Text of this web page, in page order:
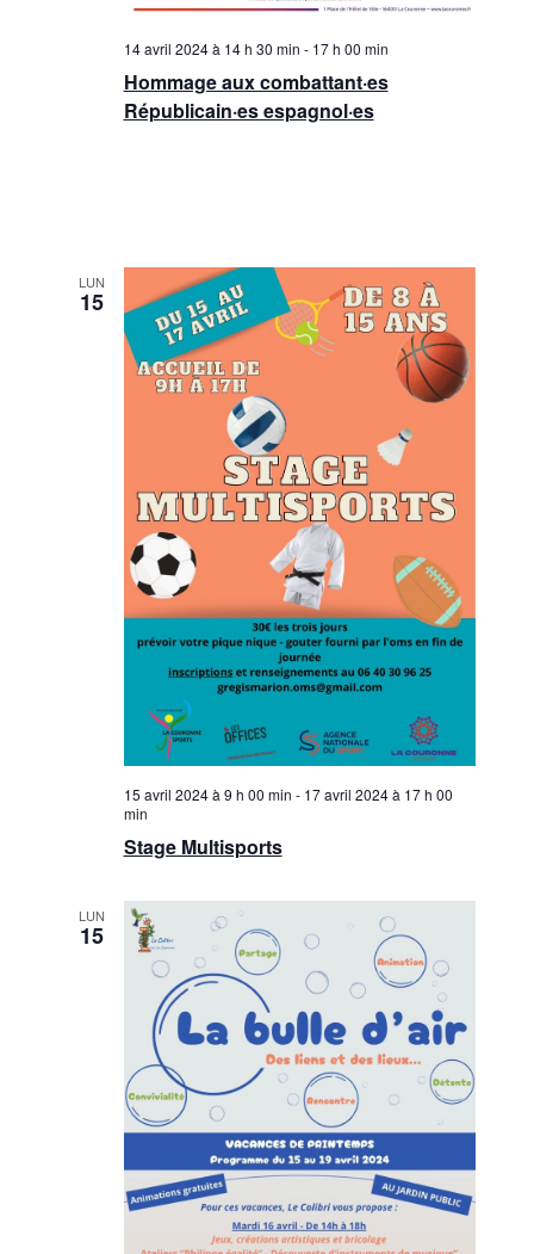
Hommage aux combattant·es
Républicain·es espagnol·es
14 avril 2024 à 14 h 30 min - 17 h 00 min
LUN
15
Stage Multisports
15 avril 2024 à 9 h 00 min - 17 avril 2024 à 17 h 00
min
LUN
15